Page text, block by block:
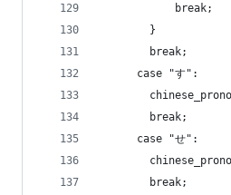
            break;
        }
        break;
      case "す":
        break;
      case "せ":
        break;